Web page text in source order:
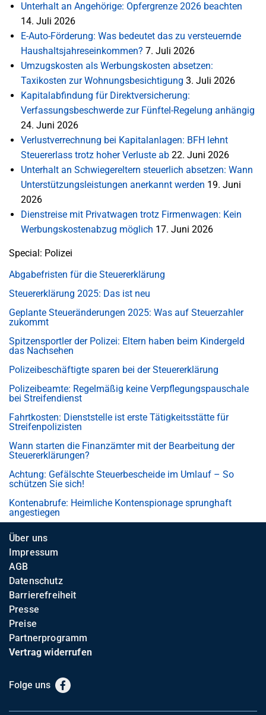
Unterhalt an Angehörige: Opfergrenze 2026 beachten
14. Juli 2026
E-Auto-Förderung: Was bedeutet das zu versteuernde
Haushaltsjahreseinkommen? 7. Juli 2026
Umzugskosten als Werbungskosten absetzen:
Taxikosten zur Wohnungsbesichtigung 3. Juli 2026
Kapitalabfindung für Direktversicherung:
Verfassungsbeschwerde zur Fünftel-Regelung anhängig
24. Juni 2026
Verlustverrechnung bei Kapitalanlagen: BFH lehnt
Steuererlass trotz hoher Verluste ab 22. Juni 2026
Unterhalt an Schwiegereltern steuerlich absetzen: Wann
Unterstützungsleistungen anerkannt werden 19. Juni
2026
Dienstreise mit Privatwagen trotz Firmenwagen: Kein
Werbungskostenabzug möglich 17. Juni 2026
Special: Polizei
Abgabefristen für die Steuererklärung
Steuererklärung 2025: Das ist neu
Geplante Steueränderungen 2025: Was auf Steuerzahler
zukommt
Spitzensportler der Polizei: Eltern haben beim Kindergeld
das Nachsehen
Polizeibeschäftigte sparen bei der Steuererklärung
Polizeibeamte: Regelmäßig keine Verpflegungspauschale
bei Streifendienst
Fahrtkosten: Dienststelle ist erste Tätigkeitsstätte für
Streifenpolizisten
Wann starten die Finanzämter mit der Bearbeitung der
Steuererklärungen?
Achtung: Gefälschte Steuerbescheide im Umlauf – So
schützen Sie sich!
Kontenabrufe: Heimliche Kontenspionage sprunghaft
angestiegen
Über uns
Impressum
AGB
Datenschutz
Barrierefreiheit
Presse
Preise
Partnerprogramm
Vertrag widerrufen
Folge uns Facebook